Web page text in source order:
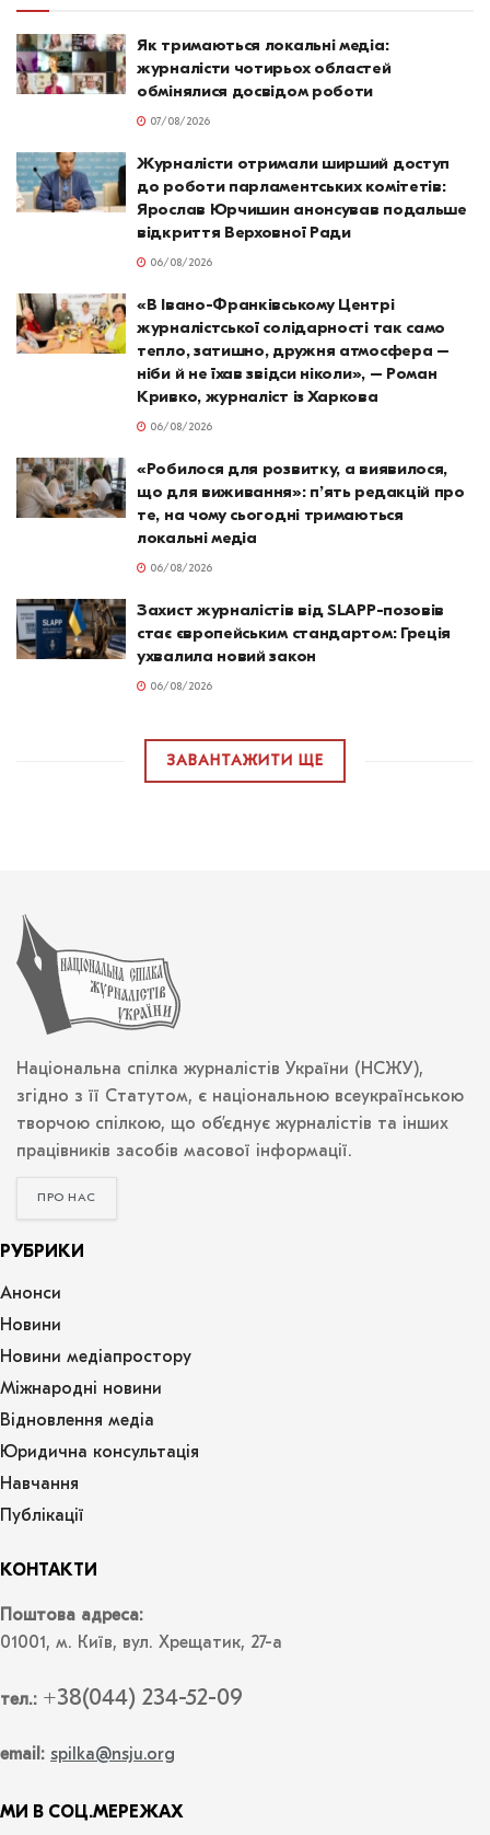
Як тримаються локальні медіа:
журналісти чотирьох областей
обмінялися досвідом роботи
07/08/2026
Журналісти отримали ширший доступ
до роботи парламентських комітетів:
Ярослав Юрчишин анонсував подальше
відкриття Верховної Ради
06/08/2026
«В Івано-Франківському Центрі
журналістської солідарності так само
тепло, затишно, дружня атмосфера –
ніби й не їхав звідси ніколи», – Роман
Кривко, журналіст із Харкова
06/08/2026
«Робилося для розвитку, а виявилося,
що для виживання»: п’ять редакцій про
те, на чому сьогодні тримаються
локальні медіа
06/08/2026
Захист журналістів від SLAPP-позовів
стає європейським стандартом: Греція
ухвалила новий закон
06/08/2026
ЗАВАНТАЖИТИ ЩЕ
Національна спілка журналістів України (НСЖУ),
згідно з її Статутом, є національною всеукраїнською
творчою спілкою, що об’єднує журналістів та інших
працівників засобів масової інформації.
ПРО НАС
РУБРИКИ
Анонси
Новини
Новини медіапростору
Міжнародні новини
Відновлення медіа
Юридична консультація
Навчання
Публікації
КОНТАКТИ
Поштова адреса:
01001, м. Київ, вул. Хрещатик, 27-а
тел.: +38(044) 234-52-09
email: spilka@nsju.org
МИ В СОЦ.МЕРЕЖАХ